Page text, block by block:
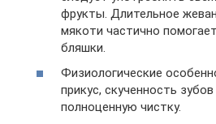
фрукты. Длительное
мякоти частично
бляшки.
Физиологические
прикус, скученность
полноценную чистку.